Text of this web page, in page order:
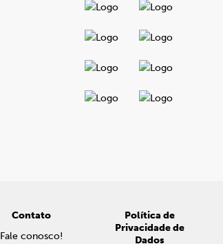
Contato
Fale conosco!
Política de
Privacidade de
Dados